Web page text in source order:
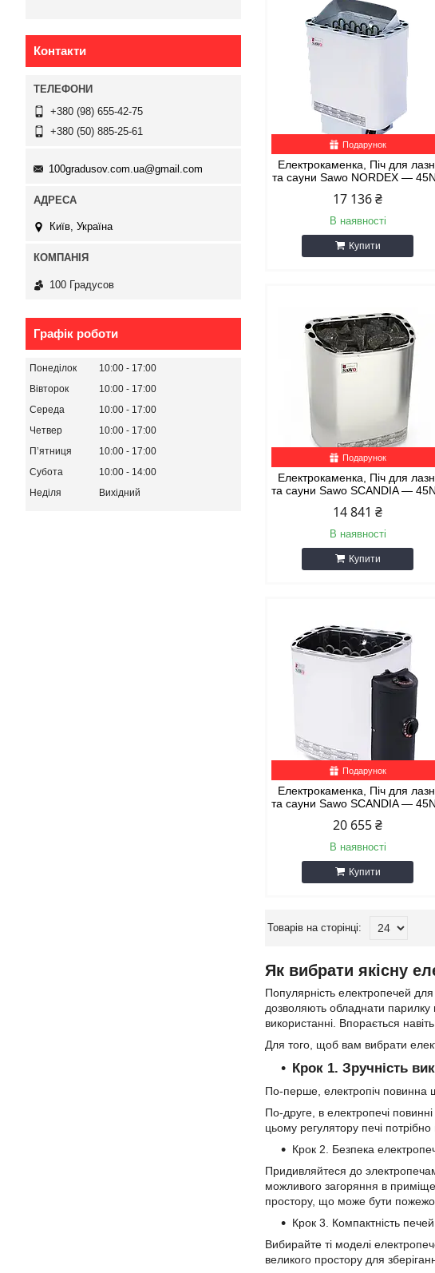
Подарунок
Електрокаменка, Піч для
та сауни Sawo NORDEX —
17 136 ₴
В наявності
Купити
Подарунок
Електрокаменка, Піч для
та сауни Sawo SCANDIA —
14 841 ₴
В наявності
Купити
Подарунок
Електрокаменка, Піч для
та сауни Sawo SCANDIA —
20 655 ₴
В наявності
Купити
Як вибрати якісну
Популярність електропечей для
дозволяють обладнати парилку
використанні. Впорається
Для того, щоб вам вибрати
Крок 1. Зручність
По-перше, електропіч повинна
По-друге, в електропечі
цьому регулятору печі
Крок 2. Безпека
Придивляйтеся до
можливого загоряння в
простору, що може бути
Крок 3. Компактність печей
Вибирайте ті моделі
великого простору для
Контакти
+380 (98) 655-42-75
+380 (50) 885-25-61
100gradusov.com.ua@gmail.com
Київ, Україна
100 Градусов
Графік роботи
Понеділок 10:00
17:00
Вівторок
10:00
17:00
Середа
10:00
17:00
Четвер
10:00
17:00
Пʼятниця
10:00
17:00
Субота
10:00
14:00
Неділя
Вихідний